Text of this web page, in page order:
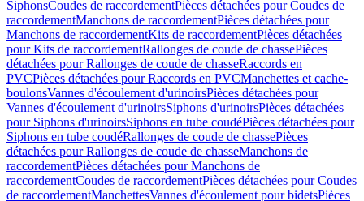
SiphonsCoudes de raccordementPièces détachées pour Coudes de
raccordementManchons de raccordementPièces détachées pour
Manchons de raccordementKits de raccordementPièces détachées
pour Kits de raccordementRallonges de coude de chassePièces
détachées pour Rallonges de coude de chasseRaccords en
PVCPièces détachées pour Raccords en PVCManchettes et cache-
boulonsVannes d'écoulement d'urinoirsPièces détachées pour
Vannes d'écoulement d'urinoirsSiphons d'urinoirsPièces détachées
pour Siphons d'urinoirsSiphons en tube coudéPièces détachées pour
Siphons en tube coudéRallonges de coude de chassePièces
détachées pour Rallonges de coude de chasseManchons de
raccordementPièces détachées pour Manchons de
raccordementCoudes de raccordementPièces détachées pour Coudes
de raccordementManchettesVannes d'écoulement pour bidetsPièces